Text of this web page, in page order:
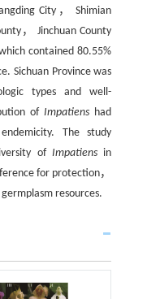
City， Shimian
， Jinchuan County
contained 80.55%
Sichuan Province was
types and well-
ofImpatiens had
The study
ofImpatiens in
for protection，
resources.